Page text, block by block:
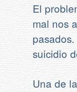
El
mal nos
suicidio
Una de